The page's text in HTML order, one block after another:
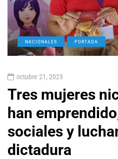
NACIONALES PORTADA
octubre 21, 2023
Tres mujeres
han
sociales y
dictadura